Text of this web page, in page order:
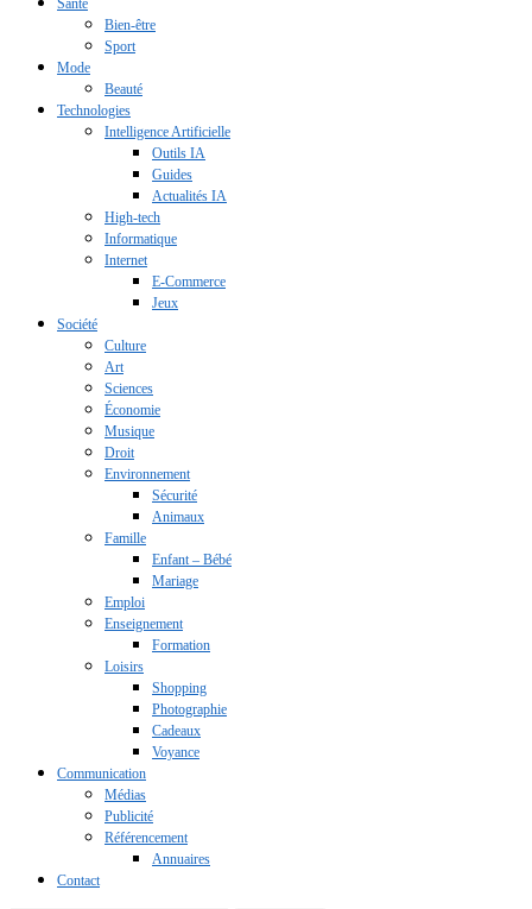
Santé
Bien-être
Sport
Mode
Beauté
Technologies
Intelligence Artificielle
Outils IA
Guides
Actualités IA
High-tech
Informatique
Internet
E-Commerce
Jeux
Société
Culture
Art
Sciences
Économie
Musique
Droit
Environnement
Sécurité
Animaux
Famille
Enfant – Bébé
Mariage
Emploi
Enseignement
Formation
Loisirs
Shopping
Photographie
Cadeaux
Voyance
Communication
Médias
Publicité
Référencement
Annuaires
Contact